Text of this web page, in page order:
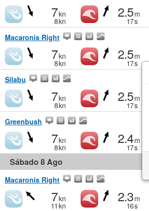
7kn
8kn
2.5m
17s
Macaronis Right
7kn
8kn
2.5m
17s
Silabu
7kn
8kn
2.5m
17s
Greenbush
7kn
8kn
2.4m
17s
Sábado 8 Ago
Macaronis Right
7kn
11 kn
2.3m
16s